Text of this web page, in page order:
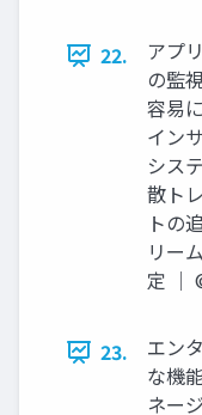
22.
アプ
の監
容易
イン
シス
散ト
トの
リー
定 │
23.
エン
な機
ネー